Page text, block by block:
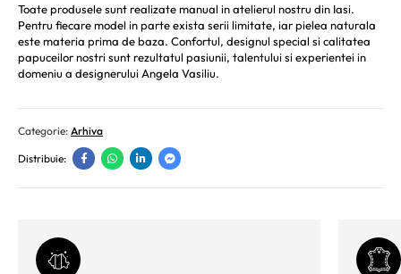
Toate produsele sunt realizate manual in atelierul nostru din Iasi.
Pentru fiecare model in parte exista serii limitate, iar pielea naturala
este materia prima de baza. Confortul, designul special si calitatea
papuceilor nostri sunt rezultatul pasiunii, talentului si experientei in
domeniu a designerului Angela Vasiliu.
Categorie: Arhiva
Distribuie: